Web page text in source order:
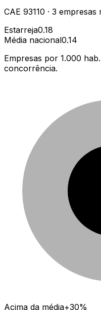
CAE 93110 · 3 empresas
Estarreja0.18
Média nacional0.14
Empresas por 1.000
concorrência.
Acima da média+30%